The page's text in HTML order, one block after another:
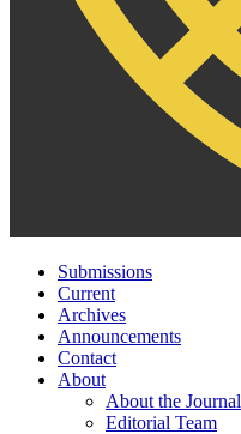
Submissions
Current
Archives
Announcements
Contact
About
About the Journal
Editorial Team